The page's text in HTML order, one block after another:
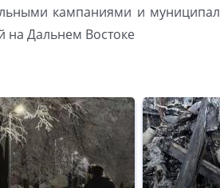
кампаниями и
на Дальнем Востоке